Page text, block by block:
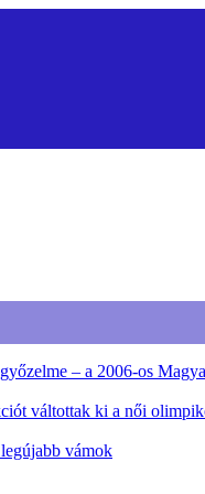
– a 2006-os
váltottak ki a női
vámok